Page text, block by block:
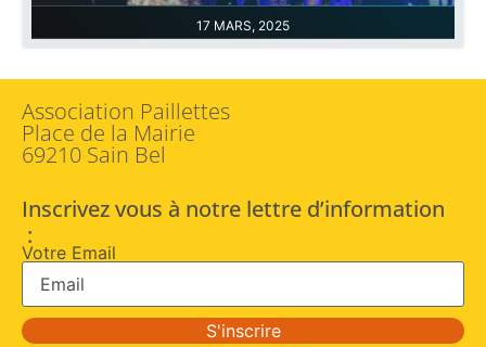
17 MARS, 2025
Association Paillettes
Place de la Mairie
69210 Sain Bel
Inscrivez vous à notre lettre d’information
:
Votre Email
S'inscrire